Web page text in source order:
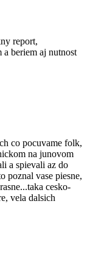
report,
beriem aj nutnost
co pocuvame folk,
na junovom
a spievali az do
poznal vase piesne,
cesko-
vela dalsich